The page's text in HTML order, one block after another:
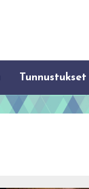
Tunnustukset